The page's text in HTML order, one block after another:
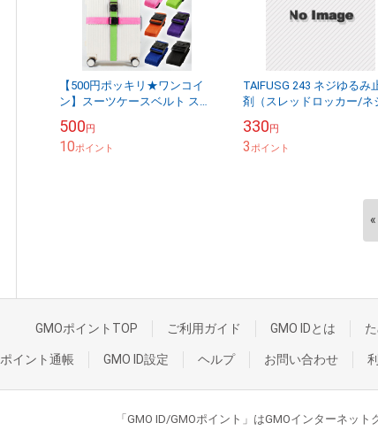
【500円ポッキリ★ワンコイ
ン】スーツケースベルト スラ
クリックポスト送料200円
500円
10ポイント
TAIFUSG 243 ネジゆるみ
剤（スレッドロッカー/ネ
タイトボンド 金属 嫌気性
330円
3ポイント
GMOポイントTOP ご利用ガイド GMO IDとは
ポイント通帳 GMO ID設定 ヘルプ お問い合わせ
「GMO ID/GMOポイント」はGMOインターネッ